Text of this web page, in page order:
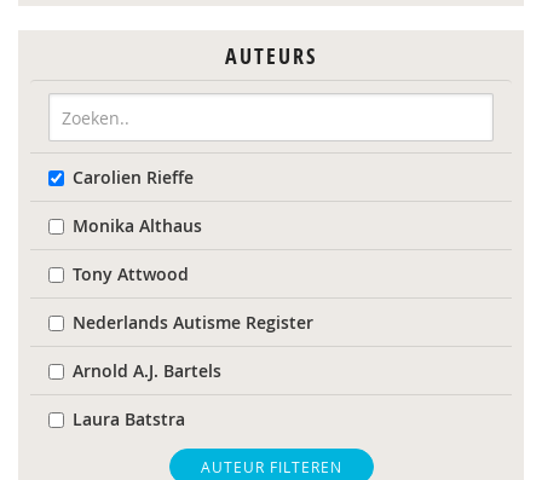
AUTEURS
Carolien Rieffe
Monika Althaus
Tony Attwood
Nederlands Autisme Register
Arnold A.J. Bartels
Laura Batstra
Sander Begeer AUTEUR FILTEREN